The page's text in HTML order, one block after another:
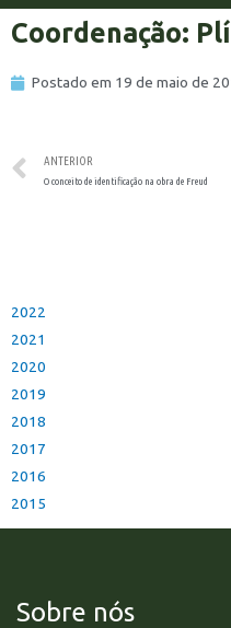
Coordenação:
Postado em 19 de maio de
ANTERIOR
O conceito de identificação na obra de Freud
2022
2021
2020
2019
2018
2017
2016
2015
Sobre nós